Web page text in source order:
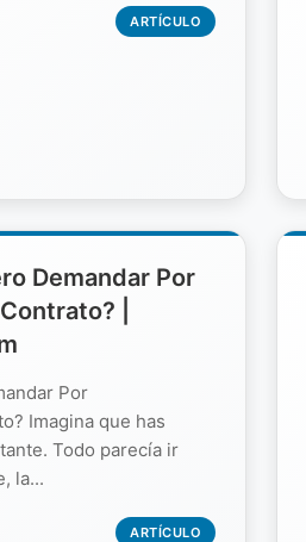
ARTÍCULO
Demandar Por
|
Por
Imagina que has
Todo parecía ir
la...
ARTÍCULO